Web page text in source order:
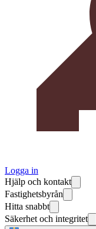
Logga in
Hjälp och kontakt
Fastighetsbyrån
Hitta snabbt
Säkerhet och integritet